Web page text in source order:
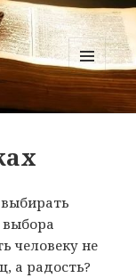
МЕНЮ
И
ВИДЖЕТЫ
человеку не
а радость?